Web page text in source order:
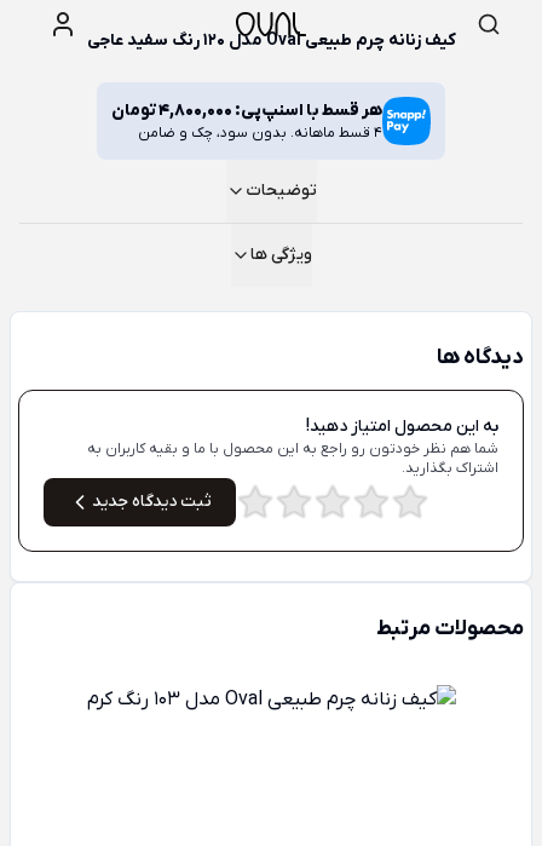
کیف زنانه چرم طبیعی Oval مدل 120 رنگ سفید عاجی
هر قسط با اسنپ‌پی: 4,800,000تومان
4 قسط ماهانه. بدون سود، چک و ضامن
توضیحات
ویژگی ها
دیدگاه ها
به این محصول امتیاز دهید!
شما هم نظر خودتون رو راجع به این محصول با ما و بقیه کاربران به
اشتراک بگذارید.
ثبت دیدگاه جدید
محصولات مرتبط